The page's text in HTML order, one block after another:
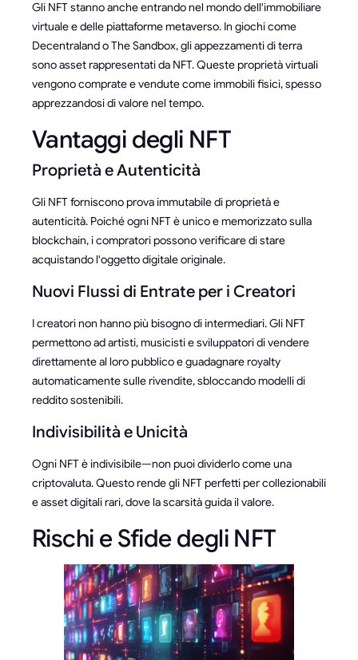
Gli NFT stanno anche entrando nel mondo dell'immobiliare
virtuale e delle piattaforme metaverso. In giochi come
Decentraland o The Sandbox, gli appezzamenti di terra
sono asset rappresentati da NFT. Queste proprietà virtuali
vengono comprate e vendute come immobili fisici, spesso
apprezzandosi di valore nel tempo.
Vantaggi degli NFT
Proprietà e Autenticità
Gli NFT forniscono prova immutabile di proprietà e
autenticità. Poiché ogni NFT è unico e memorizzato sulla
blockchain, i compratori possono verificare di stare
acquistando l'oggetto digitale originale.
Nuovi Flussi di Entrate per i Creatori
I creatori non hanno più bisogno di intermediari. Gli NFT
permettono ad artisti, musicisti e sviluppatori di vendere
direttamente al loro pubblico e guadagnare royalty
automaticamente sulle rivendite, sbloccando modelli di
reddito sostenibili.
Indivisibilità e Unicità
Ogni NFT è indivisibile—non puoi dividerlo come una
criptovaluta. Questo rende gli NFT perfetti per collezionabili
e asset digitali rari, dove la scarsità guida il valore.
Rischi e Sfide degli NFT